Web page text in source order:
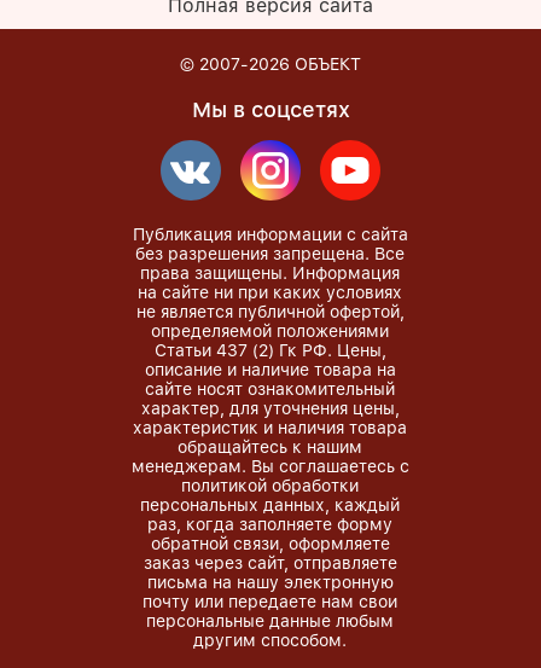
Полная версия сайта
© 2007-2026 ОБЪЕКТ
Мы в соцсетях
Публикация информации с сайта
без разрешения запрещена. Все
права защищены. Информация
на сайте ни при каких условиях
не является публичной офертой,
определяемой положениями
Статьи 437 (2) Гк РФ. Цены,
описание и наличие товара на
сайте носят ознакомительный
характер, для уточнения цены,
характеристик и наличия товара
обращайтесь к нашим
менеджерам. Вы соглашаетесь с
политикой обработки
персональных данных, каждый
раз, когда заполняете форму
обратной связи, оформляете
заказ через сайт, отправляете
письма на нашу электронную
почту или передаете нам свои
персональные данные любым
другим способом.